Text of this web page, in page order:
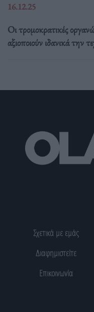
16.12.25
Οι τρομοκρατικές
αξιοποιούν ιδανικά την
Σχετικά με εμάς
Διαφημιστείτε
Επικοινωνία